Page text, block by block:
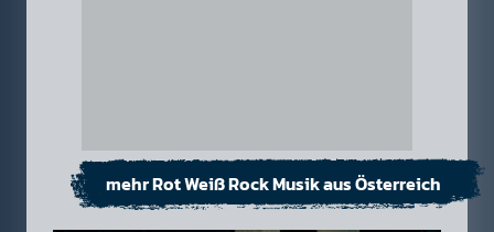
mehr Rot Weiß Rock Musik aus Österreich